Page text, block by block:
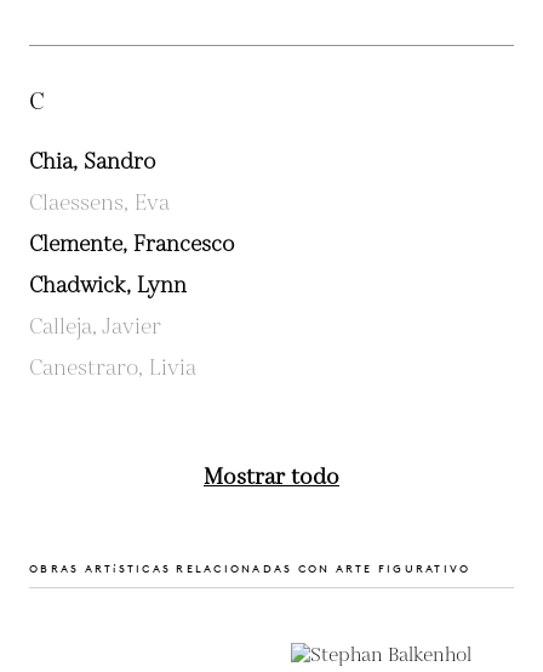
C
Chia, Sandro
Claessens, Eva
Clemente, Francesco
Chadwick, Lynn
Calleja, Javier
Canestraro, Livia
Mostrar todo
OBRAS ARTíSTICAS RELACIONADAS CON ARTE FIGURATIVO